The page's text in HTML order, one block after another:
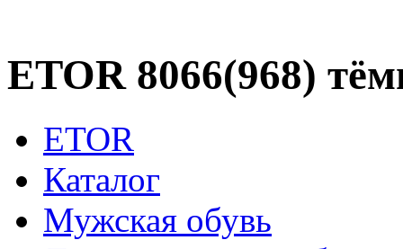
ETOR 8066(968)
ETOR
Каталог
Мужская обувь